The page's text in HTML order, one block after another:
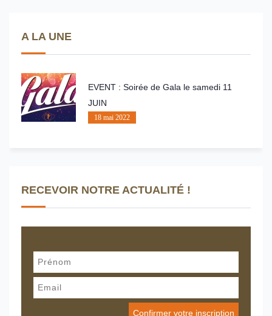
A LA UNE
EVENT : Soirée de Gala le samedi 11
JUIN
18 mai 2022
RECEVOIR NOTRE ACTUALITÉ !